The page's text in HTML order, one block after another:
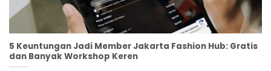
5 Keuntungan Jadi Member Jakarta Fashion Hub: Gratis
dan Banyak Workshop Keren